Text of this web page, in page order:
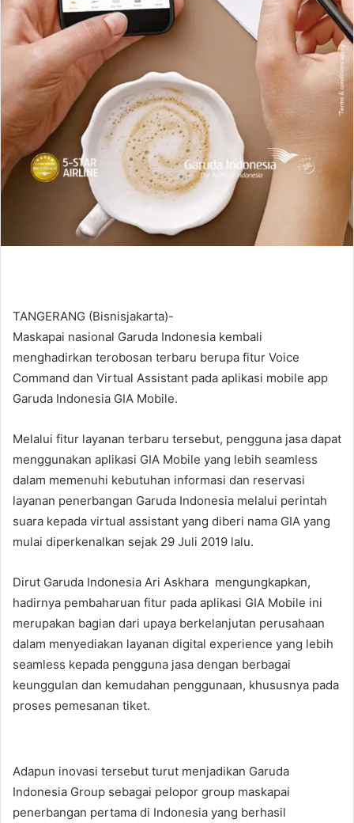
TANGERANG (Bisnisjakarta)-
Maskapai nasional Garuda Indonesia kembali
menghadirkan terobosan terbaru berupa fitur Voice
Command dan Virtual Assistant pada aplikasi mobile app
Garuda Indonesia GIA Mobile.
Melalui fitur layanan terbaru tersebut, pengguna jasa dapat
menggunakan aplikasi GIA Mobile yang lebih seamless
dalam memenuhi kebutuhan informasi dan reservasi
layanan penerbangan Garuda Indonesia melalui perintah
suara kepada virtual assistant yang diberi nama GIA yang
mulai diperkenalkan sejak 29 Juli 2019 lalu.
Dirut Garuda Indonesia Ari Askhara mengungkapkan,
hadirnya pembaharuan fitur pada aplikasi GIA Mobile ini
merupakan bagian dari upaya berkelanjutan perusahaan
dalam menyediakan layanan digital experience yang lebih
seamless kepada pengguna jasa dengan berbagai
keunggulan dan kemudahan penggunaan, khususnya pada
proses pemesanan tiket.
Adapun inovasi tersebut turut menjadikan Garuda
Indonesia Group sebagai pelopor group maskapai
penerbangan pertama di Indonesia yang berhasil